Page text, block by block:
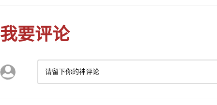
我要评论
请留下你的神评论